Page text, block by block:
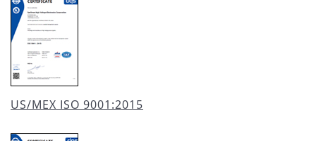
US/MEX ISO 9001:2015